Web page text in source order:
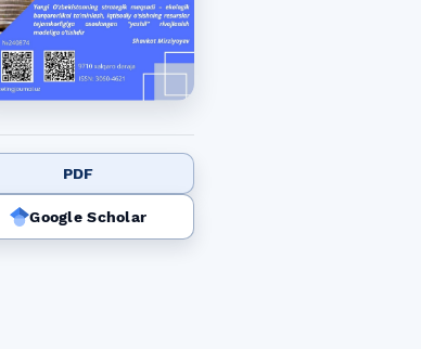
PDF
Google Scholar